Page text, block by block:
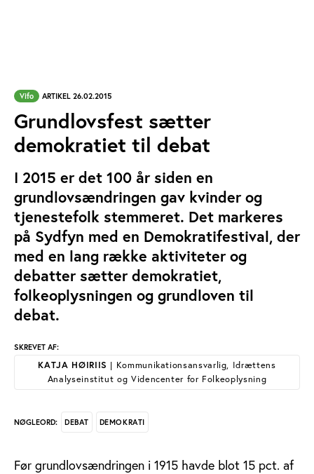
Vifo ARTIKEL 26.02.2015
Grundlovsfest sætter
demokratiet til debat
I 2015 er det 100 år siden en
grundlovsændringen gav kvinder og
tjenestefolk stemmeret. Det markeres
på Sydfyn med en Demokratifestival, der
med en lang række aktiviteter og
debatter sætter demokratiet,
folkeoplysningen og grundloven til
debat.
SKREVET AF:
KATJA HØIRIIS | Kommunikationsansvarlig, Idrættens
Analyseinstitut og Videncenter for Folkeoplysning
NØGLEORD: DEBAT DEMOKRATI
Før grundlovsændringen i 1915 havde blot 15 pct. af